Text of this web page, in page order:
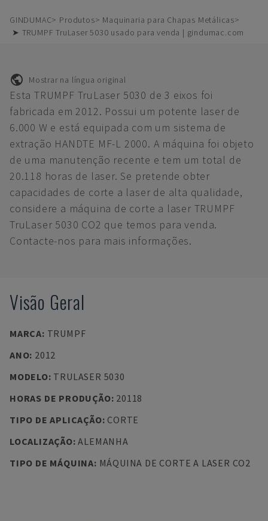
GINDUMAC Produtos
Maquinaria para Chapas Metálicas
➤ TRUMPF TruLaser 5030 usado para venda | gindumac.com
Mostrar na língua original
Esta TRUMPF TruLaser 5030 de 3 eixos foi
fabricada em 2012. Possui um potente laser de
6.000 W e está equipada com um sistema de
extração HANDTE MF-L 2000. A máquina foi objeto
de uma manutenção recente e tem um total de
20.118 horas de laser. Se pretende obter
capacidades de corte a laser de alta qualidade,
considere a máquina de corte a laser TRUMPF
TruLaser 5030 CO2 que temos para venda.
Contacte-nos para mais informações.
Visão Geral
MARCA: TRUMPF
ANO: 2012
MODELO: TRULASER 5030
HORAS DE PRODUÇÃO: 20118
TIPO DE APLICAÇÃO: CORTE
LOCALIZAÇÃO:ALEMANHA
TIPO DE MÁQUINA: MÁQUINA DE CORTE A LASER CO2